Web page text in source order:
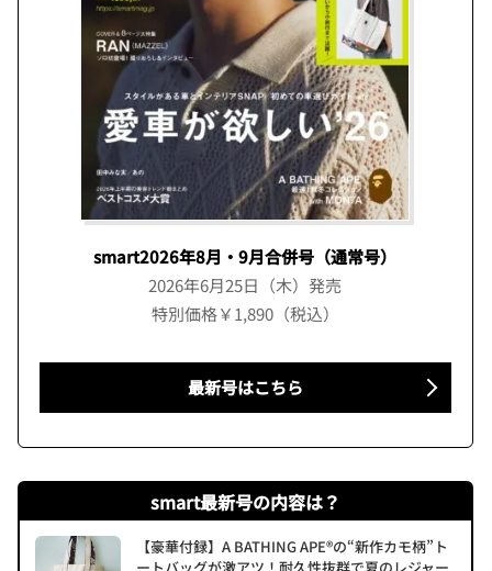
smart2026年8月・9月合併号（通常号）
2026年6月25日（木）発売
特別価格￥1,890（税込）
最新号はこちら
smart最新号の内容は？
【豪華付録】A BATHING APE®の“新作カモ柄”ト